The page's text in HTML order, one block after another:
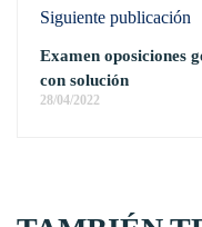
Siguiente publicación
Examen oposiciones
con solución
28/04/2022